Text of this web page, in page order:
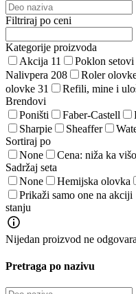
Filtriraj po ceni
Kategorije proizvoda
Akcija 11 Poklon setovi
Nalivpera 208 Roler
olovke 31 Refili, mine i
Brendovi
Poništi
Faber-Castell
Sharpie
Sheaffer
Sortiraj po
None
Cena: niža ka
Sadržaj seta
None
Hemijska olovka
Prikaži samo one na akciji
stanju
Nijedan proizvod ne
Pretraga po nazivu